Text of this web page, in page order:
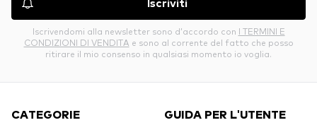
Iscriviti
Iscrivendomi alla newsletter sono d’accordo con I TERMINI E
CONDIZIONI DI VENDITA e sono al corrente del fatto che posso
ritirare il mio consenso in qualsiasi momento io voglia.
CATEGORIE GUIDA PER L'UTENTE